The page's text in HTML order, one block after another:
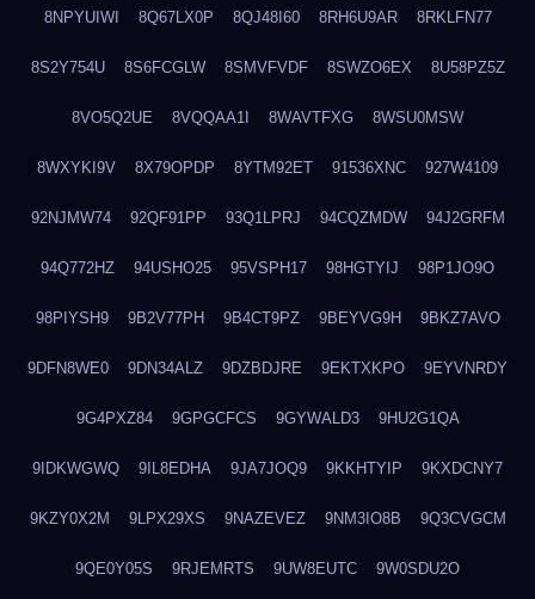
8NPYUIWI 8Q67LX0P 8QJ48I60 8RH6U9AR 8RKLFN77
8S2Y754U 8S6FCGLW 8SMVFVDF 8SWZO6EX 8U58PZ5Z
8VO5Q2UE 8VQQAA1I 8WAVTFXG 8WSU0MSW
8WXYKI9V 8X79OPDP 8YTM92ET 91536XNC 927W4109
92NJMW74 92QF91PP 93Q1LPRJ 94CQZMDW 94J2GRFM
94Q772HZ 94USHO25 95VSPH17 98HGTYIJ 98P1JO9O
98PIYSH9 9B2V77PH 9B4CT9PZ 9BEYVG9H 9BKZ7AVO
9DFN8WE0 9DN34ALZ 9DZBDJRE 9EKTXKPO 9EYVNRDY
9G4PXZ84 9GPGCFCS 9GYWALD3 9HU2G1QA
9IDKWGWQ 9IL8EDHA 9JA7JOQ9 9KKHTYIP 9KXDCNY7
9KZY0X2M 9LPX29XS 9NAZEVEZ 9NM3IO8B 9Q3CVGCM
9QE0Y05S 9RJEMRTS 9UW8EUTC 9W0SDU2O